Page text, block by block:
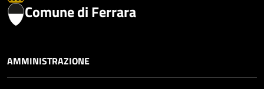
Comune di Ferrara
AMMINISTRAZIONE